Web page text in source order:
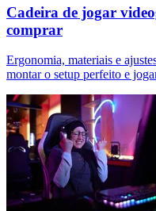
Cadeira de jogar
comprar
Ergonomia, materiais e
montar o setup perfeito e